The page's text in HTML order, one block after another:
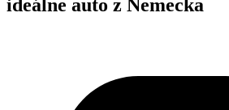
ideálne auto z Nemecka